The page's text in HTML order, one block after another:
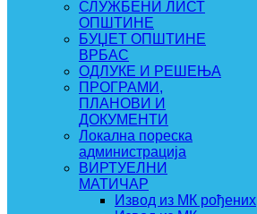
СЛУЖБЕНИ ЛИСТ
ОПШТИНЕ
БУЏЕТ ОПШТИНЕ
ВРБАС
ОДЛУКЕ И РЕШЕЊА
ПРОГРАМИ,
ПЛАНОВИ И
ДОКУМЕНТИ
Локална пореска
администрација
ВИРТУЕЛНИ
МАТИЧАР
Извод из МК рођених